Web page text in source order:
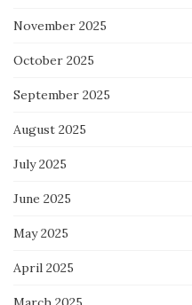
November 2025
October 2025
September 2025
August 2025
July 2025
June 2025
May 2025
April 2025